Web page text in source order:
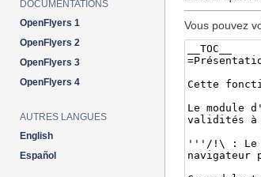
Vous pouvez
DOCUMENTATIONS
OpenFlyers 1
OpenFlyers 2
OpenFlyers 3
OpenFlyers 4
AUTRES LANGUES
English
Español